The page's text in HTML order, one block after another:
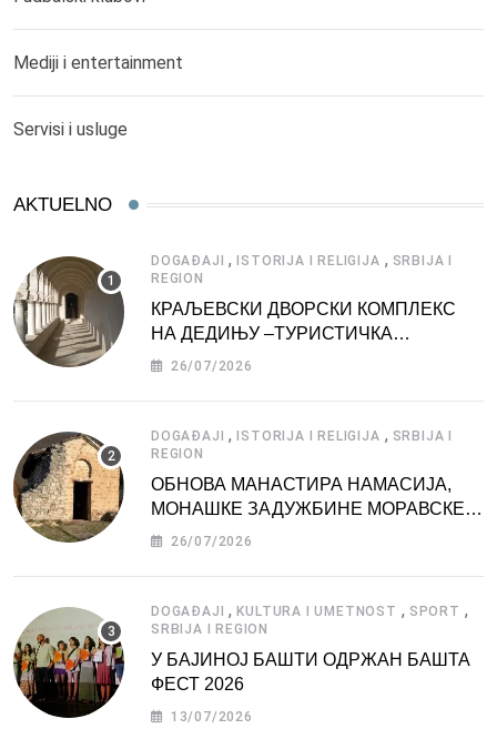
Mediji i entertainment
Servisi i usluge
AKTUELNO
DOGAĐAJI , ISTORIJA I RELIGIJA , SRBIJA I
REGION
КРАЉЕВСКИ ДВОРСКИ КОМПЛЕКС
НА ДЕДИЊУ –ТУРИСТИЧКА
АТРАКЦИЈА
26/07/2026
DOGAĐAJI , ISTORIJA I RELIGIJA , SRBIJA I
REGION
ОБНОВА МАНАСТИРА НАМАСИЈА,
МОНАШКЕ ЗАДУЖБИНЕ МОРАВСКЕ
СРБИЈЕ
26/07/2026
DOGAĐAJI ,KULTURA I UMETNOST , SPORT ,
SRBIJA I REGION
У БАЈИНОЈ БАШТИ ОДРЖАН БАШТА
ФЕСТ 2026
13/07/2026